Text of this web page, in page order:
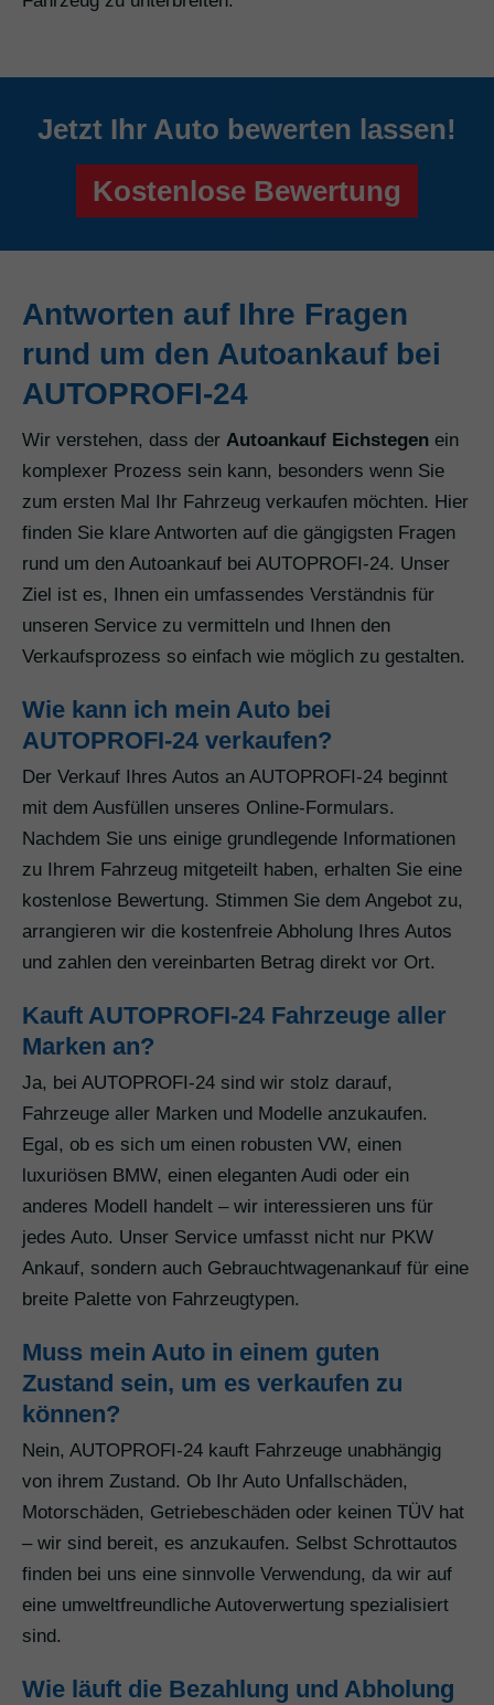
Jetzt Ihr Auto bewerten lassen!
Kostenlose Bewertung
Antworten auf Ihre Fragen
rund um den Autoankauf bei
AUTOPROFI-24
Wir verstehen, dass der Autoankauf Eichstegen ein
komplexer Prozess sein kann, besonders wenn Sie
zum ersten Mal Ihr Fahrzeug verkaufen möchten. Hier
finden Sie klare Antworten auf die gängigsten Fragen
rund um den Autoankauf bei AUTOPROFI-24. Unser
Ziel ist es, Ihnen ein umfassendes Verständnis für
unseren Service zu vermitteln und Ihnen den
Verkaufsprozess so einfach wie möglich zu gestalten.
Wie kann ich mein Auto bei
AUTOPROFI-24 verkaufen?
Der Verkauf Ihres Autos an AUTOPROFI-24 beginnt
mit dem Ausfüllen unseres Online-Formulars.
Nachdem Sie uns einige grundlegende Informationen
zu Ihrem Fahrzeug mitgeteilt haben, erhalten Sie eine
kostenlose Bewertung. Stimmen Sie dem Angebot zu,
arrangieren wir die kostenfreie Abholung Ihres Autos
und zahlen den vereinbarten Betrag direkt vor Ort.
Kauft AUTOPROFI-24 Fahrzeuge aller
Marken an?
Ja, bei AUTOPROFI-24 sind wir stolz darauf,
Fahrzeuge aller Marken und Modelle anzukaufen.
Egal, ob es sich um einen robusten VW, einen
luxuriösen BMW, einen eleganten Audi oder ein
anderes Modell handelt – wir interessieren uns für
jedes Auto. Unser Service umfasst nicht nur PKW
Ankauf, sondern auch Gebrauchtwagenankauf für eine
breite Palette von Fahrzeugtypen.
Muss mein Auto in einem guten
Zustand sein, um es verkaufen zu
können?
Nein, AUTOPROFI-24 kauft Fahrzeuge unabhängig
von ihrem Zustand. Ob Ihr Auto Unfallschäden,
Motorschäden, Getriebeschäden oder keinen TÜV hat
– wir sind bereit, es anzukaufen. Selbst Schrottautos
finden bei uns eine sinnvolle Verwendung, da wir auf
eine umweltfreundliche Autoverwertung spezialisiert
sind.
Wie läuft die Bezahlung und Abholung